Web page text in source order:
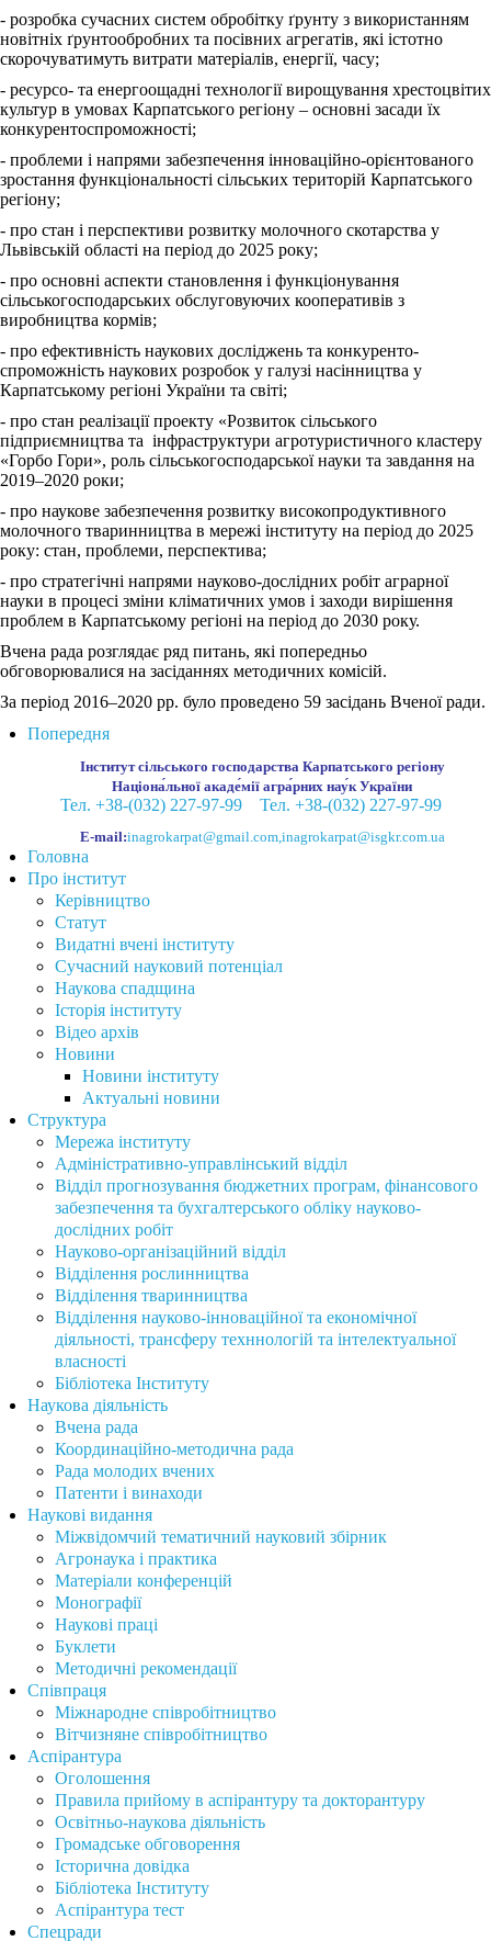
- розробка сучасних систем обробітку ґрунту з використанням
новітніх ґрунтообробних та посівних агрегатів, які істотно
скорочуватимуть витрати матеріалів, енергії, часу;
- ресурсо- та енергоощадні технології вирощування хрестоцвітих
культур в умовах Карпатського регіону – основні засади їх
конкурентоспроможності;
- проблеми і напрями забезпечення інноваційно-орієнтованого
зростання функціональності сільських територій Карпатського
регіону;
- про стан і перспективи розвитку молочного скотарства у
Львівській області на період до 2025 року;
- про основні аспекти становлення і функціонування
сільськогосподарських обслуговуючих кооперативів з
виробництва кормів;
- про ефективність наукових досліджень та конкуренто-
спроможність наукових розробок у галузі насінництва у
Карпатському регіоні України та світі;
- про стан реалізації проекту «Розвиток сільського
підприємництва та інфраструктури агротуристичного кластеру
«Горбо Гори», роль сільськогосподарської науки та завдання на
2019‒2020 роки;
- про наукове забезпечення розвитку високопродуктивного
молочного тваринництва в мережі інституту на період до 2025
року: стан, проблеми, перспектива;
- про стратегічні напрями науково-дослідних робіт аграрної
науки в процесі зміни кліматичних умов і заходи вирішення
проблем в Карпатському регіоні на період до 2030 року.
Вчена рада розглядає ряд питань, які попередньо
обговорювалися на засіданнях методичних комісій.
За період 2016–2020 рр. було проведено 59 засідань Вченої ради.
Попередня
Інститут сільського господарства Карпатського регіону
Націона́льної акаде́мії агра́рних нау́к України
Тел. +38-(032) 227-97-99 Тел. +38-(032) 227-97-99
E-mail:inagrokarpat@gmail.com,inagrokarpat@isgkr.com.ua
Головна
Про інститут
Керівництво
Статут
Видатні вчені інституту
Сучасний науковий потенціал
Наукова спадщина
Історія інституту
Відео архів
Новини
Новини інституту
Актуальні новини
Структура
Мережа інституту
Адміністративно-управлінський відділ
Відділ прогнозування бюджетних програм, фінансового
забезпечення та бухгалтерського обліку науково-
дослідних робіт
Науково-організаційний відділ
Відділення рослинництва
Відділення тваринництва
Відділення науково-інноваційної та економічної
діяльності, трансферу техннологій та інтелектуальної
власності
Бібліотека Інституту
Наукова діяльність
Вчена рада
Координаційно-методична рада
Рада молодих вчених
Патенти і винаходи
Наукові видання
Міжвідомчий тематичний науковий збірник
Агронаука і практика
Матеріали конференцій
Монографії
Наукові праці
Буклети
Методичні рекомендації
Співпраця
Міжнародне співробітництво
Вітчизняне співробітництво
Аспірантура
Оголошення
Правила прийому в аспірантуру та докторантуру
Освітньо-наукова діяльність
Громадське обговорення
Історична довідка
Бібліотека Інституту
Аспірантура тест
Спецради